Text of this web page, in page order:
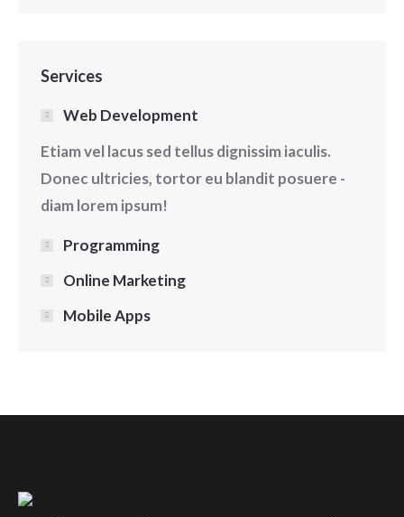
Services
Web Development
Etiam vel lacus sed tellus dignissim iaculis.
Donec ultricies, tortor eu blandit posuere -
diam lorem ipsum!
Programming
Online Marketing
Mobile Apps